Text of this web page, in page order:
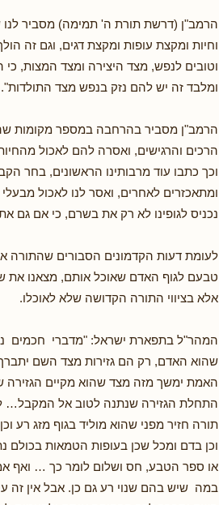
הרמב"ן (דרשת תורת ה' תמימה) מסביר
וחיות ומקצת עופות ומקצת דגים, וגם זה
וטובים לנפש, מצד היצירה ומצד המצות, כי
ומלבד זה יש להם נזק בנפש מצד התולדות".
הרמב"ן מסביר בהרחבה במספר מקומות
הרכים והרגישים, ואסרה להם לאכול
וכך כתבו עוד מרבותינו הראשונים, בחר
ומתאכזרים לאחרים, ואסר לנו לאכול
נכניס לגופינו לא רק את בשרם, כי אם גם
לעומת דעות הקדמונים הסבורים שהתורה
טבעם לגוף האדם שאוכל אותם, מצאנו את
אלא בציווי התורה הקדושה שלא לאוכלו.
המהר"ל בתפארת ישראל: "מדברי חכמים
שהוא האדם, רק הם גזירות מצד השם
האמת ימשך מזה מצד שהוא מקיים
התחלת הגזירה שנתנה לטוב אל המקבל…
תורה חזיר מפני שהוא מוליד בגוף מזג רע
וכן בדם ומכל שכן בעופות הטמאות
או ספר הטבע, חס ושלום לומר כך … ואף
במה שיש בהם שנוי רע גם כן. אבל אין